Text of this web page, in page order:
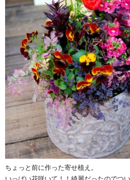
ちょっと前に作った寄せ植え。